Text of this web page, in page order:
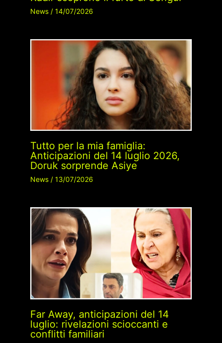
News/ 14/07/2026
Tutto per la mia famiglia:
Anticipazioni del 14 luglio 2026,
Doruk sorprende Asiye
News/ 13/07/2026
Far Away, anticipazioni del 14
luglio: rivelazioni scioccanti e
conflitti familiari